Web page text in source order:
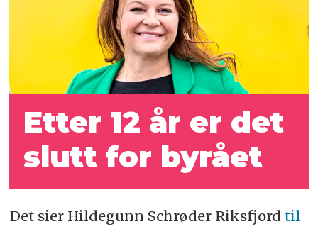
Etter 12 år er det
slutt for byrået
Det sier Hildegunn Schrøder Riksfjord til